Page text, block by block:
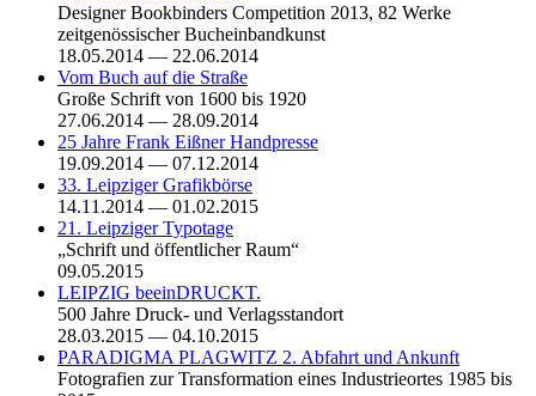
Designer Bookbinders Competition 2013, 82 Werke
zeitgenössischer Bucheinbandkunst
18.05.2014 — 22.06.2014
Vom Buch auf die Straße
Große Schrift von 1600 bis 1920
27.06.2014 — 28.09.2014
25 Jahre Frank Eißner Handpresse
19.09.2014 — 07.12.2014
33. Leipziger Grafikbörse
14.11.2014 — 01.02.2015
21. Leipziger Typotage
„Schrift und öffentlicher Raum“
09.05.2015
LEIPZIG beeinDRUCKT.
500 Jahre Druck- und Verlagsstandort
28.03.2015 — 04.10.2015
PARADIGMA PLAGWITZ 2. Abfahrt und Ankunft
Fotografien zur Transformation eines Industrieortes 1985 bis